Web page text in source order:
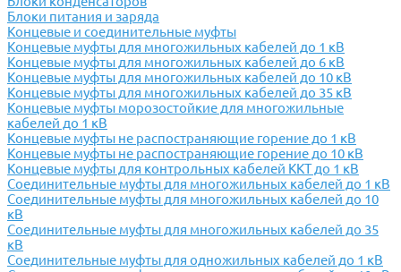
Блоки питания и заряда
Концевые и соединительные муфты
Концевые муфты для многожильных кабелей до 1 кВ
Концевые муфты для многожильных кабелей до 6 кВ
Концевые муфты для многожильных кабелей до 10 кВ
Концевые муфты для многожильных кабелей до 35 кВ
Концевые муфты морозостойкие для многожильные
кабелей до 1 кВ
Концевые муфты не распостраняющие горение до 1 кВ
Концевые муфты не распостраняющие горение до 10 кВ
Концевые муфты для контрольных кабелей ККТ до 1 кВ
Соединительные муфты для многожильных кабелей до 1 кВ
Соединительные муфты для многожильных кабелей до 10
кВ
Соединительные муфты для многожильных кабелей до 35
кВ
Соединительные муфты для одножильных кабелей до 1 кВ